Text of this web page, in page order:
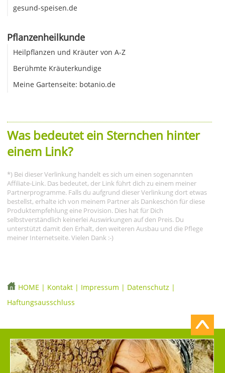
gesund-speisen.de
Pflanzenheilkunde
Heilpflanzen und Kräuter von A-Z
Berühmte Kräuterkundige
Meine Gartenseite: botanio.de
Was bedeutet ein Sternchen hinter
einem Link?
*) Bei dieser Verlinkung handelt es sich um einen sogenannten
Affiliate-Link. Das bedeutet, der Link führt dich zu einem meiner
Partnerprogramme. Falls du aufgrund dieser Verlinkung dort etwas
bestellst, erhalte ich von meinem Partner als Dankeschön für diese
Produktempfehlung eine Provision. Dies hat für Dich
selbstverständlich keinerlei Auswirkungen auf den Preis. Du
unterstützt damit den Erhalt, den weiteren Ausbau und die Pflege
meiner Internetseite. Vielen Dank :-)
HOME | Kontakt | Impressum | Datenschutz |
Haftungsausschluss